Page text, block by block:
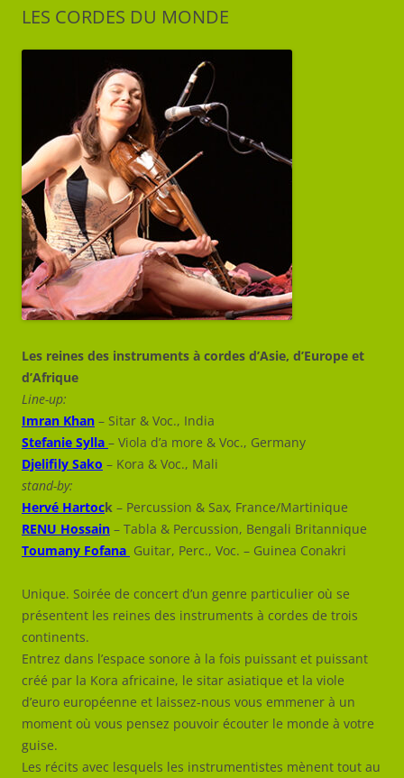
LES CORDES DU MONDE
Les reines des instruments à cordes d’Asie, d’Europe et
d’Afrique
Line-up:
Imran Khan – Sitar & Voc., India
Stefanie Sylla – Viola d’a more & Voc., Germany
Djelifily Sako – Kora & Voc., Mali
stand-by:
Hervé Hartock – Percussion & Sax, France/Martinique
RENU Hossain – Tabla & Percussion, Bengali Britannique
Toumany Fofana Guitar, Perc., Voc. – Guinea Conakri
Unique. Soirée de concert d’un genre particulier où se
présentent les reines des instruments à cordes de trois
continents.
Entrez dans l’espace sonore à la fois puissant et puissant
créé par la Kora africaine, le sitar asiatique et la viole
d’euro européenne et laissez-nous vous emmener à un
moment où vous pensez pouvoir écouter le monde à votre
guise.
Les récits avec lesquels les instrumentistes mènent tout au